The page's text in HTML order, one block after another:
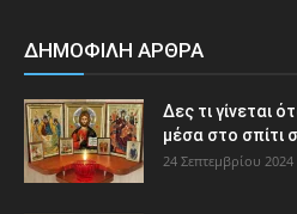
ΔΗΜΟΦΙΛΗ ΑΡΘΡΑ
Δες τι γίνεται
μέσα στο σπίτι
24 Σεπτεμβρίου 2024